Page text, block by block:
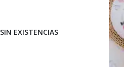
SIN EXISTENCIAS